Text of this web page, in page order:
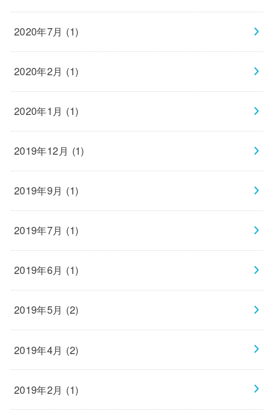
2020年7月 (1)
2020年2月 (1)
2020年1月 (1)
2019年12月 (1)
2019年9月 (1)
2019年7月 (1)
2019年6月 (1)
2019年5月 (2)
2019年4月 (2)
2019年2月 (1)